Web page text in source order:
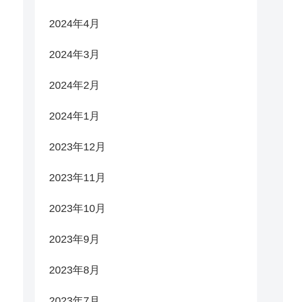
2024年4月
2024年3月
2024年2月
2024年1月
2023年12月
2023年11月
2023年10月
2023年9月
2023年8月